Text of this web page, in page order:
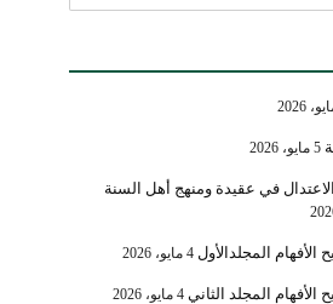
5 مايو، 2026
في عقيدة ومنهج أهل السنة
الأفهام المجلدالأول 4 مايو، 2026
الأفهام المجلد الثاني 4 مايو، 2026